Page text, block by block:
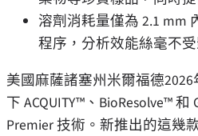
溶劑消耗量僅為 2.1 mm
程序，分析效能絲毫不受
美國麻薩諸塞州米爾福德2026
下 ACQUITY™、BioResolve™
Premier 技術。新推出的這幾